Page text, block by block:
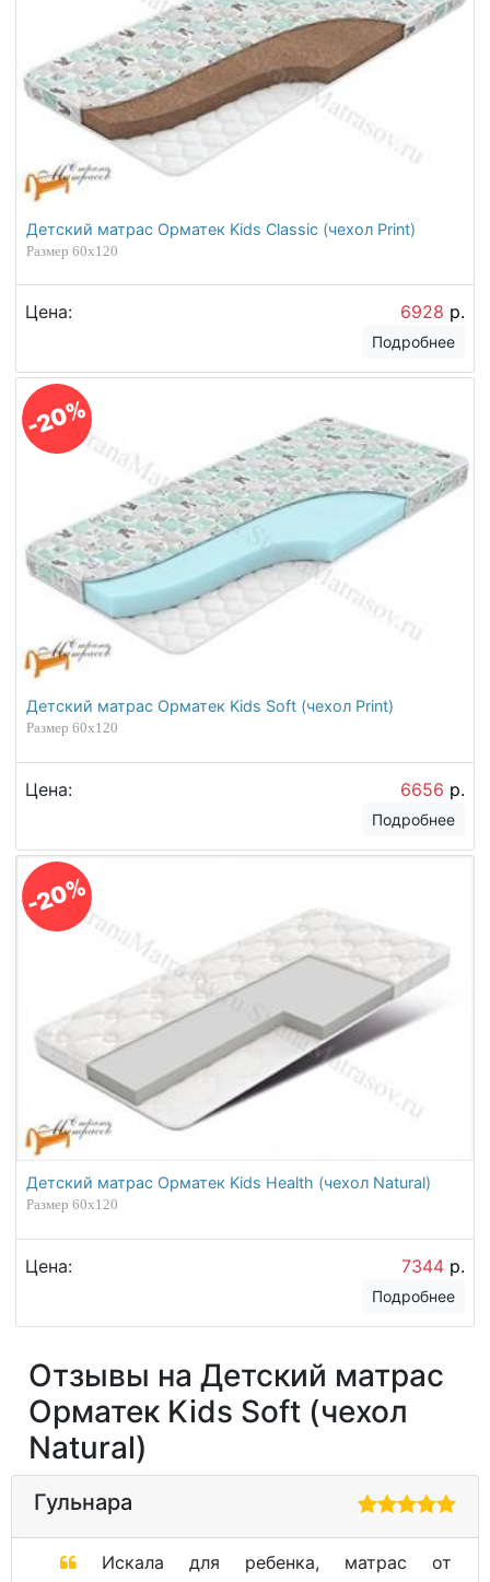
Детский матрас Орматек Kids Classic (чехол Print)
Размер 60х120
Цена: 6928 р.
Подробнее
-20%
Детский матрас Орматек Kids Soft (чехол Print)
Размер 60х120
Цена: 6656 р.
Подробнее
-20%
Детский матрас Орматек Kids Health (чехол Natural)
Размер 60х120
Цена: 7344 р.
Подробнее
Отзывы на Детский матрас
Орматек Kids Soft (чехол
Natural)
Гульнара
Искала для ребенка, матрас от